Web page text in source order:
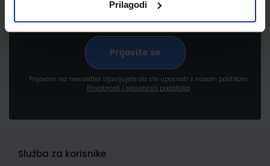
Prilagodi
Prijavom na newsletter izjavljujete da ste upoznati s našom politikom
Privatnosti i sigurnosti podataka
Služba za korisnike